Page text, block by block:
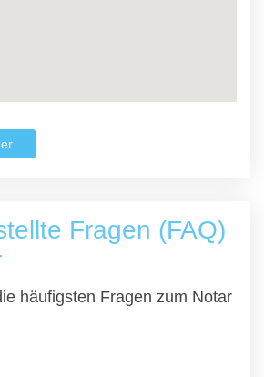
Fragen (FAQ)
häufigsten Fragen zum Notar